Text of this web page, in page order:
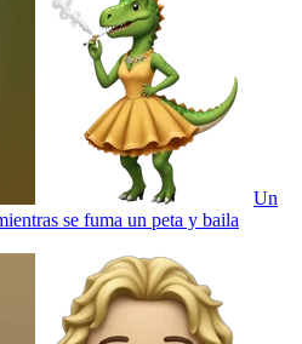
Un
se fuma un peta y baila